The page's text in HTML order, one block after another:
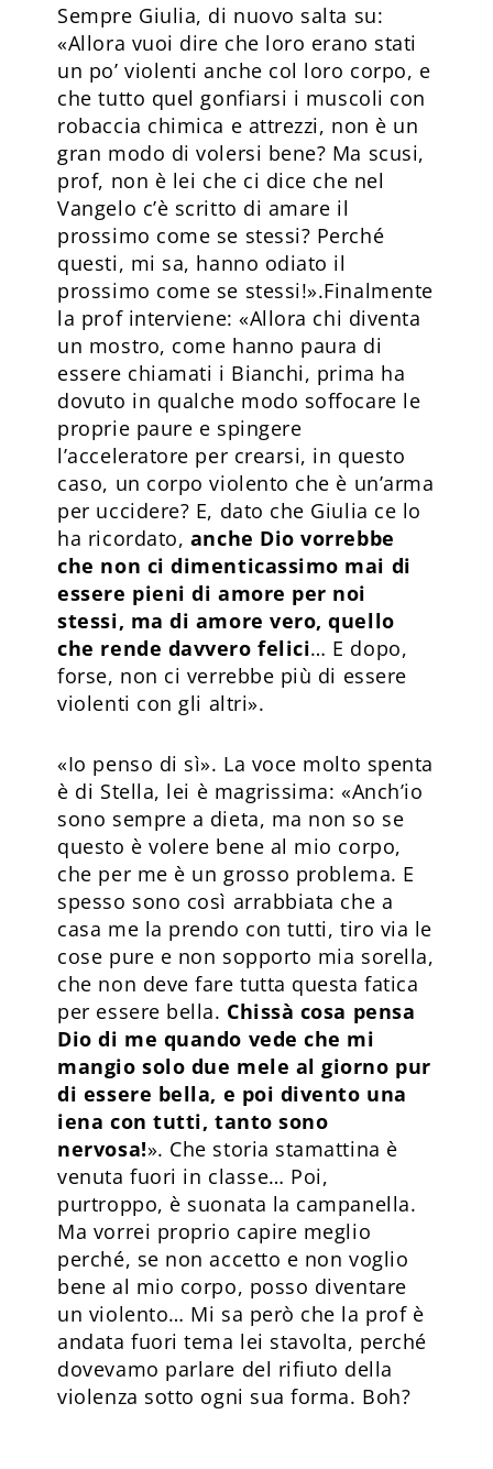
Sempre Giulia, di nuovo salta su:
«Allora vuoi dire che loro erano stati
un po’ violenti anche col loro corpo, e
che tutto quel gonfiarsi i muscoli con
robaccia chimica e attrezzi, non è un
gran modo di volersi bene? Ma scusi,
prof, non è lei che ci dice che nel
Vangelo c’è scritto di amare il
prossimo come se stessi? Perché
questi, mi sa, hanno odiato il
prossimo come se stessi!».Finalmente
la prof interviene: «Allora chi diventa
un mostro, come hanno paura di
essere chiamati i Bianchi, prima ha
dovuto in qualche modo soffocare le
proprie paure e spingere
l’acceleratore per crearsi, in questo
caso, un corpo violento che è un’arma
per uccidere? E, dato che Giulia ce lo
ha ricordato, anche Dio vorrebbe
che non ci dimenticassimo mai di
essere pieni di amore per noi
stessi, ma di amore vero, quello
che rende davvero felici… E dopo,
forse, non ci verrebbe più di essere
violenti con gli altri».
«Io penso di sì». La voce molto spenta
è di Stella, lei è magrissima: «Anch’io
sono sempre a dieta, ma non so se
questo è volere bene al mio corpo,
che per me è un grosso problema. E
spesso sono così arrabbiata che a
casa me la prendo con tutti, tiro via le
cose pure e non sopporto mia sorella,
che non deve fare tutta questa fatica
per essere bella. Chissà cosa pensa
Dio di me quando vede che mi
mangio solo due mele al giorno pur
di essere bella, e poi divento una
iena con tutti, tanto sono
nervosa!». Che storia stamattina è
venuta fuori in classe… Poi,
purtroppo, è suonata la campanella.
Ma vorrei proprio capire meglio
perché, se non accetto e non voglio
bene al mio corpo, posso diventare
un violento… Mi sa però che la prof è
andata fuori tema lei stavolta, perché
dovevamo parlare del rifiuto della
violenza sotto ogni sua forma. Boh?